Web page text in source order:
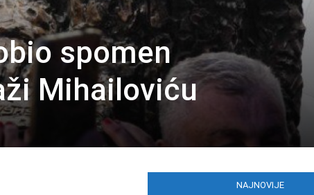
spomen
Mihailoviću
NAJNOVIJE